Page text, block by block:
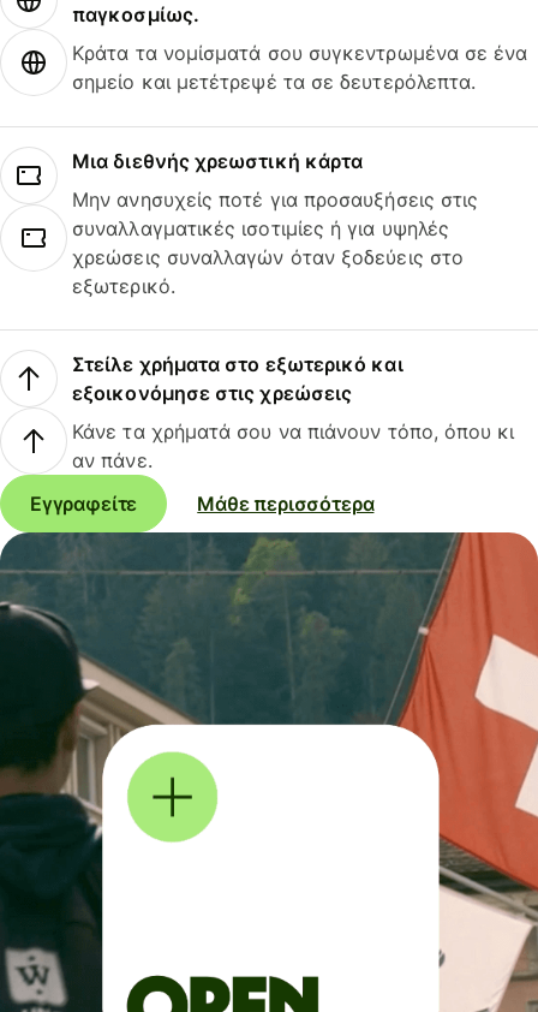
παγκοσμίως.
Κράτα τα νομίσματά σου συγκεντρωμένα σε ένα
σημείο και μετέτρεψέ τα σε δευτερόλεπτα.
Μια διεθνής χρεωστική κάρτα
Μην ανησυχείς ποτέ για προσαυξήσεις στις
συναλλαγματικές ισοτιμίες ή για υψηλές
χρεώσεις συναλλαγών όταν ξοδεύεις στο
εξωτερικό.
Στείλε χρήματα στο εξωτερικό και
εξοικονόμησε στις χρεώσεις
Κάνε τα χρήματά σου να πιάνουν τόπο, όπου κι
αν πάνε.
Εγγραφείτε
Μάθε περισσότερα